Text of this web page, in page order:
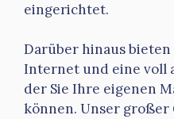
eingerichtet.
Darüber hinaus
Internet und eine voll
der Sie Ihre eigenen
können. Unser großer